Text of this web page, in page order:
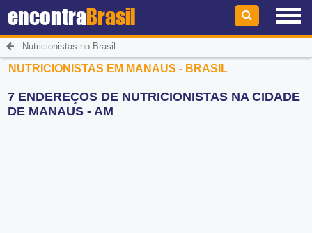
encontraBrasil
Nutricionistas no Brasil
NUTRICIONISTAS EM MANAUS - BRASIL
7 ENDEREÇOS DE NUTRICIONISTAS NA CIDADE
DE MANAUS - AM